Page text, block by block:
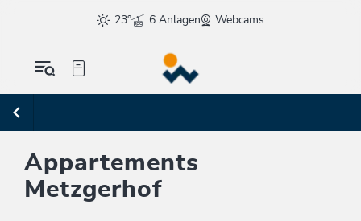
23° 6 Anlagen Webcams
Appartements
Metzgerhof